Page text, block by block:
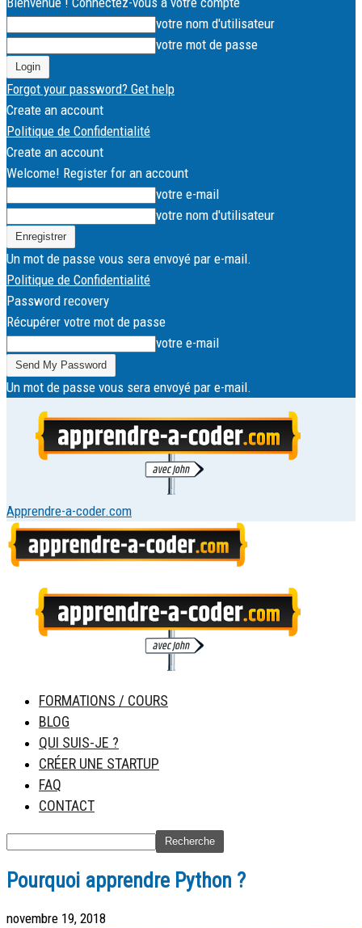
votre nom d'utilisateur
votre mot de passe
Forgot your password? Get help
Create an account
Politique de Confidentialité
Create an account
Welcome! Register for an account
votre e-mail
votre nom d'utilisateur
Un mot de passe vous sera envoyé par e-mail.
Politique de Confidentialité
Password recovery
Récupérer votre mot de passe
votre e-mail
Un mot de passe vous sera envoyé par e-mail.
Apprendre-a-coder.com
FORMATIONS / COURS
BLOG
QUI SUIS-JE ?
CRÉER UNE STARTUP
FAQ
CONTACT
Pourquoi apprendre Python ?
novembre 19, 2018